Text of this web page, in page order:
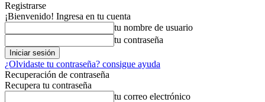
Registrarse
¡Bienvenido! Ingresa en tu cuenta
tu nombre de usuario
tu contraseña
¿Olvidaste tu contraseña? consigue ayuda
Recuperación de contraseña
Recupera tu contraseña
tu correo electrónico